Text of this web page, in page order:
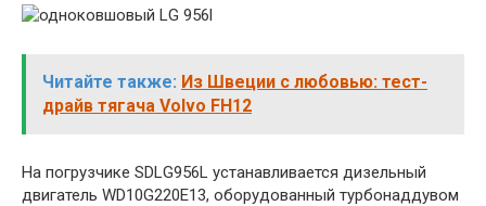
Читайте также: Из Швеции с любовью: тест-
драйв тягача Volvo FH12
На погрузчике SDLG956L устанавливается дизельный
двигатель WD10G220E13, оборудованный турбонаддувом